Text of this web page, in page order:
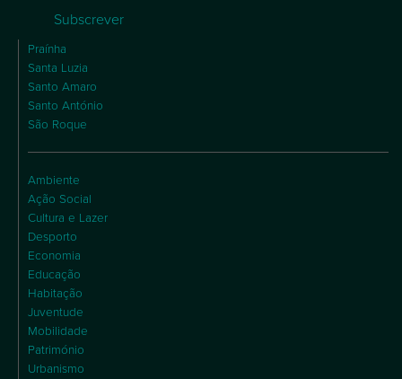
Subscrever
Praínha
Santa Luzia
Santo Amaro
Santo António
São Roque
Ambiente
Ação Social
Cultura e Lazer
Desporto
Economia
Educação
Habitação
Juventude
Mobilidade
Património
Urbanismo